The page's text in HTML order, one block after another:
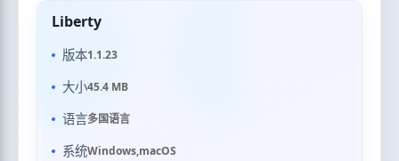
Liberty
版本1.1.23
大小45.4 MB
语言多国语言
系统Windows,macOS